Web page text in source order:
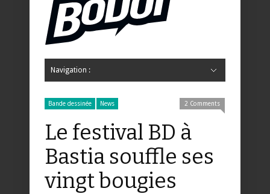
Navigation :
Bande dessinée News 2 Comments
Le festival BD à
Bastia souffle ses
vingt bougies